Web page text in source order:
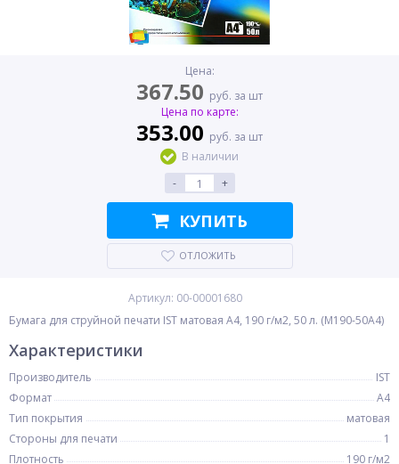
Цена:
367.50 руб. за шт
Цена по карте:
353.00 руб. за шт
В наличии
-
+
КУПИТЬ
ОТЛОЖИТЬ
Артикул: 00-00001680
Бумага для струйной печати IST матовая A4, 190 г/м2, 50 л. (M190-50A4)
Характеристики
Производитель
IST
Формат
A4
Тип покрытия
матовая
Стороны для печати
1
Плотность
190 г/м2